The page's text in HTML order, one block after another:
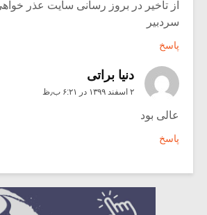
از تاخیر در بروز رسانی سایت عذر
سردبیر
پاسخ
دنیا براتی
۲ اسفند ۱۳۹۹ در ۶:۲۱ ب٫ظ
عالی بود
پاسخ